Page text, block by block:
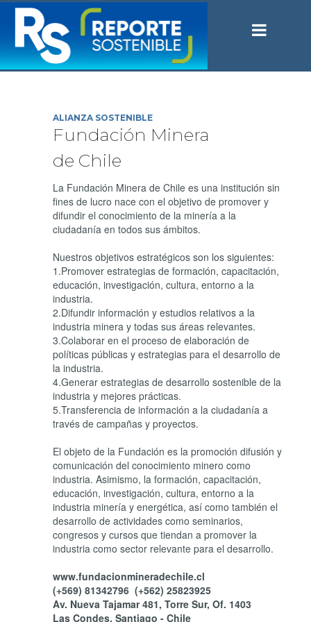
ALIANZA SOSTENIBLE
Fundación Minera
de Chile
La Fundación Minera de Chile es una institución sin
fines de lucro nace con el objetivo de promover y
difundir el conocimiento de la minería a la
ciudadanía en todos sus ámbitos.
Nuestros objetivos estratégicos son los siguientes:
1.Promover estrategias de formación, capacitación,
educación, investigación, cultura, entorno a la
industria.
2.Difundir información y estudios relativos a la
industria minera y todas sus áreas relevantes.
3.Colaborar en el proceso de elaboración de
políticas públicas y estrategias para el desarrollo de
la industria.
4.Generar estrategias de desarrollo sostenible de la
industria y mejores prácticas.
5.Transferencia de información a la ciudadanía a
través de campañas y proyectos.
El objeto de la Fundación es la promoción difusión y
comunicación del conocimiento minero como
industria. Asimismo, la formación, capacitación,
educación, investigación, cultura, entorno a la
industria minería y energética, así como también el
desarrollo de actividades como seminarios,
congresos y cursos que tiendan a promover la
industria como sector relevante para el desarrollo.
www.fundacionmineradechile.cl
(+569) 81342796 (+562) 25823925
Av. Nueva Tajamar 481, Torre Sur, Of. 1403
Las Condes, Santiago - Chile